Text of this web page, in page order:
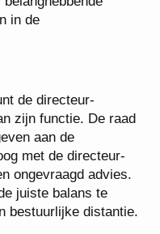
partijen
de directeur-
zijn functie. De
te geven aan de
met de directeur-
ongevraagd advies.